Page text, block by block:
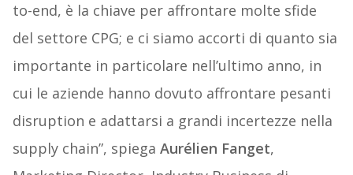
to-end, è la chiave per affrontare molte sfide
del settore CPG; e ci siamo accorti di quanto sia
importante in particolare nell’ultimo anno, in
cui le aziende hanno dovuto affrontare pesanti
disruption e adattarsi a grandi incertezze nella
supply chain”, spiega Aurélien Fanget,